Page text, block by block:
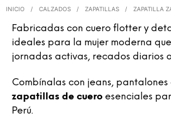
INICIO / CALZADOS / ZAPATILLAS / ZAPATILLA
Fabricadas con cuero flotter y
ideales para la mujer moderna
jornadas activas, recados diarios
Combínalas con jeans,
zapatillas de cuero esenciales
Perú.